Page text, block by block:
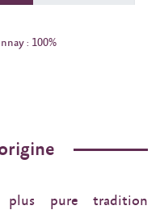
: 100%
plus pure tradition